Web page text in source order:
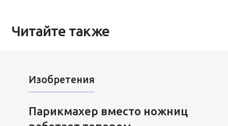
Читайте также
Изобретения
Парикмахер вместо ножниц